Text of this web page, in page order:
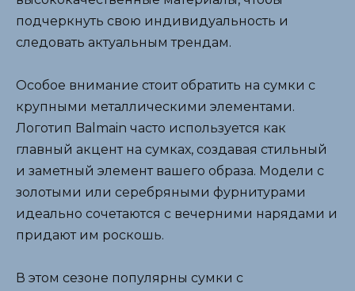
подчеркнуть свою индивидуальность и
следовать актуальным трендам.
Особое внимание стоит обратить на сумки с
крупными металлическими элементами.
Логотип Balmain часто используется как
главный акцент на сумках, создавая стильный
и заметный элемент вашего образа. Модели с
золотыми или серебряными фурнитурами
идеально сочетаются с вечерними нарядами и
придают им роскошь.
В этом сезоне популярны сумки с